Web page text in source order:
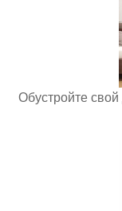
Обустройте